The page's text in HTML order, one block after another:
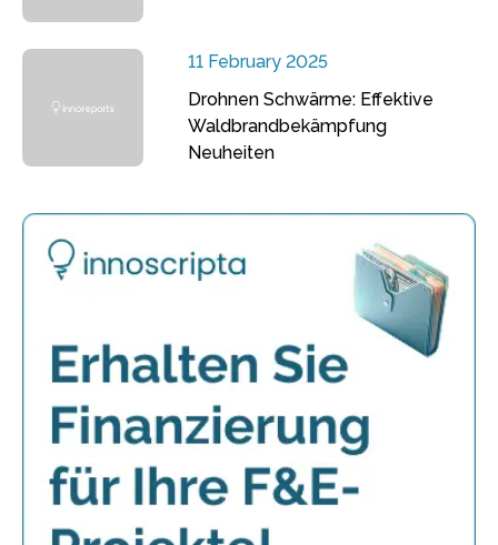
11 February 2025
Drohnen Schwärme: Effektive
Waldbrandbekämpfung
Neuheiten